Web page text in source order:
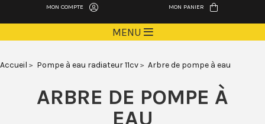
MON COMPTE MON PANIER
MENU
Accueil Pompe à eau radiateur 11cv Arbre de pompe à eau
ARBRE DE POMPE À
EAU